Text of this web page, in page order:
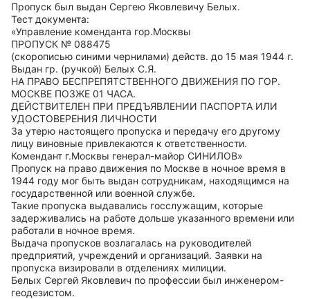
Пропуск был выдан Сергею Яковлевичу Белых.
Тест документа:
«Управление коменданта гор.Москвы
ПРОПУСК № 088475
(скорописью синими чернилами) действ. до 15 мая 1944 г.
Выдан гр. (ручкой) Белых С.Я.
НА ПРАВО БЕСПРЕПЯТСТВЕННОГО ДВИЖЕНИЯ ПО ГОР.
МОСКВЕ ПОЗЖЕ 01 ЧАСА.
ДЕЙСТВИТЕЛЕН ПРИ ПРЕДЪЯВЛЕНИИ ПАСПОРТА ИЛИ
УДОСТОВЕРЕНИЯ ЛИЧНОСТИ
За утерю настоящего пропуска и передачу его другому
лицу виновные привлекаются к ответственности.
Комендант г.Москвы генерал-майор СИНИЛОВ»
Пропуск на право движения по Москве в ночное время в
1944 году мог быть выдан сотрудникам, находящимся на
государственной или военной службе.
Такие пропуска выдавались госслужащим, которые
задерживались на работе дольше указанного времени или
работали в ночное время.
Выдача пропусков возлагалась на руководителей
предприятий, учреждений и организаций. Заявки на
пропуска визировали в отделениях милиции.
Белых Сергей Яковлевич по профессии был инженером-
геодезистом.